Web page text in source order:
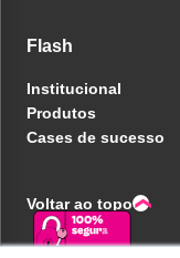
Flash
Institucional
Produtos
Cases de sucesso
Voltar ao topo